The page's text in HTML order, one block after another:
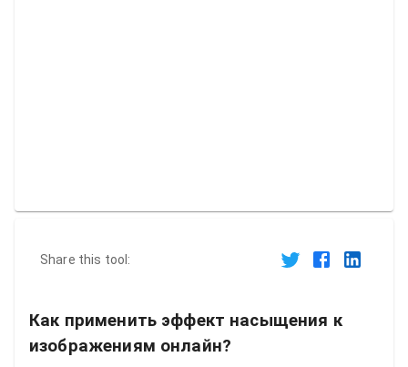
Share this tool:
Как применить эффект насыщения к
изображениям онлайн?